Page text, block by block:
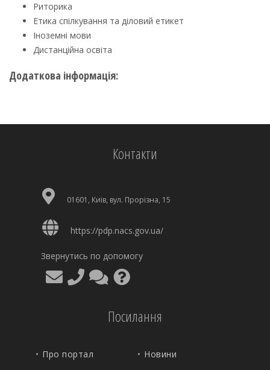
Риторика
Етика спілкування та діловий етикет
Іноземні мови
Дистанційна освіта
Додаткова інформація:
Контакти
01601, Київ, вул. Прорізна, 15
https://pdp.nacs.gov.ua/
Звернутись по допомогу
Посилання
Про портал
Новини